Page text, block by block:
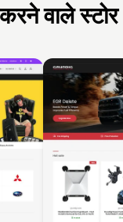
वाले स्टोर